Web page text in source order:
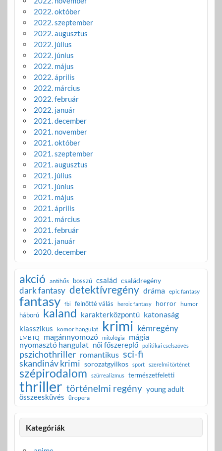
2022. október
2022. szeptember
2022. augusztus
2022. július
2022. június
2022. május
2022. április
2022. március
2022. február
2022. január
2021. december
2021. november
2021. október
2021. szeptember
2021. augusztus
2021. július
2021. június
2021. május
2021. április
2021. március
2021. február
2021. január
2020. december
akció antihős bosszú család családregény
dark fantasy detektívregény dráma epic fantasy
fantasy fbi felnőtté válás heroic fantasy horror humor
háború kaland karakterközpontú katonaság
klasszikus komor hangulat krimi kémregény
LMBTQ magánnyomozó mitológia mágia
nyomasztó hangulat női főszereplő politikai cselszövés
pszichothriller romantikus sci-fi
skandináv krimi sorozatgyilkos sport szerelmi történet
szépirodalom szürrealizmus természetfeletti
thriller történelmi regény young adult
összeesküvés űropera
Kategóriák